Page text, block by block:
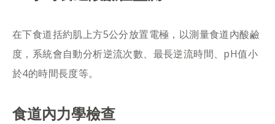
在下食道括約肌上方5公分放置電極，以測量食道內酸鹼
度，系統會自動分析逆流次數、最長逆流時間、pH值小
於4的時間長度等。
食道內力學檢查